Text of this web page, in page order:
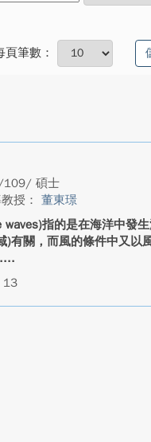
頁筆數：
109/ 碩士
授： 董東璟
waves)指的是在海洋中發
)有關，而風的條件中又以
13